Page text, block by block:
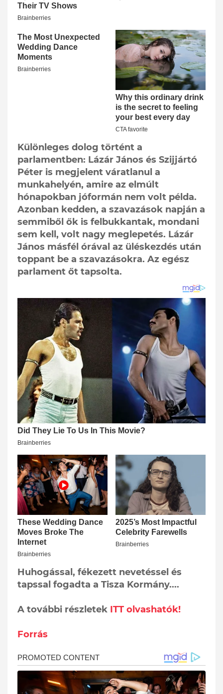
Különleges dolog történt a
parlamentben: Lázár János és Szijjártó
Péter is megjelent váratlanul a
munkahelyén, amire az elmúlt
hónapokban jóformán nem volt példa.
Azonban kedden, a szavazások napján a
semmiből ők is felbukkantak, mondani
sem kell, volt nagy meglepetés. Lázár
János másfél órával az üléskezdés után
toppant be a szavazásokra. Az egész
parlament őt tapsolta.
Huhogással, fékezett nevetéssel és
tapssal fogadta a Tisza Kormány....
A további részletek ITT olvashatók!
Forrás